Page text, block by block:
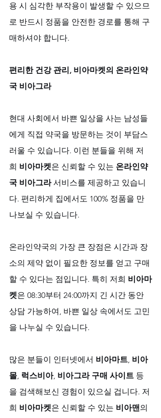
용 시 심각한 부작용이 발생할 수 있으므
로 반드시 정품을 안전한 경로를 통해 구
매하셔야 합니다.
편리한 건강 관리, 비아마켓의 온라인약
국 비아그라
현대 사회에서 바쁜 일상을 사는 남성들
에게 직접 약국을 방문하는 것이 부담스
러울 수 있습니다. 이런 분들을 위해 저
희 비아마켓은 신뢰할 수 있는 온라인약
국 비아그라 서비스를 제공하고 있습니
다. 편리하게 집에서도 100% 정품을 만
나보실 수 있습니다.
온라인약국의 가장 큰 장점은 시간과 장
소의 제약 없이 필요한 정보를 얻고 구매
할 수 있다는 점입니다. 특히 저희 비아마
켓은 08:30부터 24:00까지 긴 시간 동안
상담 가능하여, 바쁜 일상 속에서도 고민
을 나누실 수 있습니다.
많은 분들이 인터넷에서 비아마트, 비아
몰, 럭스비아, 비아그라 구매 사이트 등
을 검색해보신 경험이 있으실 겁니다. 저
희 비아마켓은 신뢰할 수 있는 비아맨의